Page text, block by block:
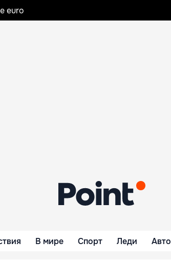
euro
В мире Спорт Леди Авто